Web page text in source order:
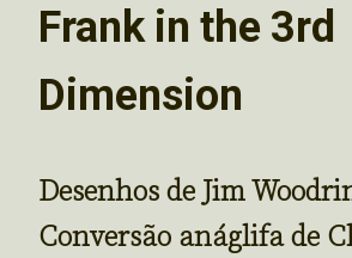
Frank in the 3rd
Dimension
Desenhos de Jim
Conversão anáglifa de